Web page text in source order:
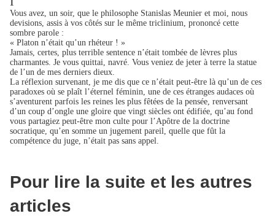
Vous avez, un soir, que le philosophe Stanislas Meunier et moi, nous
devisions, assis à vos côtés sur le même triclinium, prononcé cette
sombre parole :
« Platon n’était qu’un rhéteur ! »
Jamais, certes, plus terrible sentence n’était tombée de lèvres plus
charmantes. Je vous quittai, navré. Vous veniez de jeter à terre la statue
de l’un de mes derniers dieux.
La réflexion survenant, je me dis que ce n’était peut-être là qu’un de ces
paradoxes où se plaît l’éternel féminin, une de ces étranges audaces où
s’aventurent parfois les reines les plus fêtées de la pensée, renversant
d’un coup d’ongle une gloire que vingt siècles ont édifiée, qu’au fond
vous partagiez peut-être mon culte pour l’Apôtre de la doctrine
socratique, qu’en somme un jugement pareil, quelle que fût la
compétence du juge, n’était pas sans appel.
Pour lire la suite et les autres
articles